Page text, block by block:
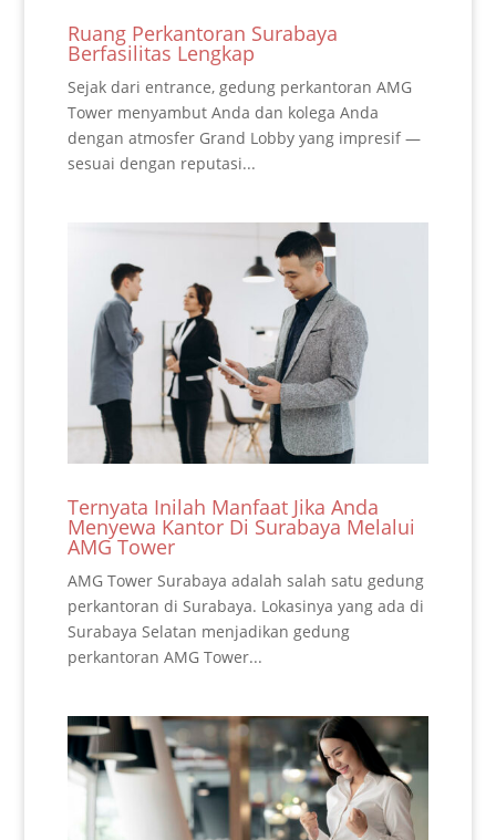
Ruang Perkantoran Surabaya
Berfasilitas Lengkap
Sejak dari entrance, gedung perkantoran AMG
Tower menyambut Anda dan kolega Anda
dengan atmosfer Grand Lobby yang impresif —
sesuai dengan reputasi...
Ternyata Inilah Manfaat Jika Anda
Menyewa Kantor Di Surabaya Melalui
AMG Tower
AMG Tower Surabaya adalah salah satu gedung
perkantoran di Surabaya. Lokasinya yang ada di
Surabaya Selatan menjadikan gedung
perkantoran AMG Tower...